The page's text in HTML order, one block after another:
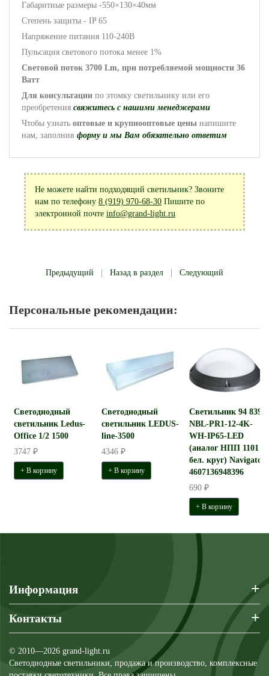
Габаритные размеры -550×130×40мм
Степень защиты - IP 65
Напряжение питания 110-240В
Пульсация светового потока менее 1%
Световой поток 3700 Lm, при потребляемой мощности 36
Ватт
Для консультации по этомку светильнику или его
преобретения свяжитесь с нашими менеджерами
Чтобы узнать оптовые и крупнооптовые цены напишите
нам, заполнив форму и мы Вам обязательно ответим
Не можете найти подходящий светильник? Звоните
нам по телефону 8 (919) 970-68-30 Пишите по
электронной почте info@grand-light.ru
Предыдущий Назад в раздел Следующий
Персональные рекомендации:
Светодиодный
светильник Ledus-
Office 1/2 1500
3747 ₽
+ В корзину
Светодиодный
светильник LEDUS-
line-3500
4346 ₽
+ В корзину
Светильник 94 839
NBL-PR1-12-4K-
WH-IP65-LED
(аналог НПП 1101
бел. круг) Navigator
4607136948396
690 ₽
+ В корзину
Информация +
Контакты +
© 2010—2026 grand-light.ru
Светодиодные светильники, продажа и производство, комплексные